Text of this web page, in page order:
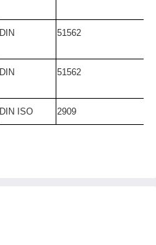
DIN 51562
DIN 51562
DIN ISO 2909